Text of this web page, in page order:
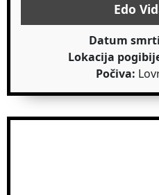
Edo
Datum
Lokacija
Počiva: